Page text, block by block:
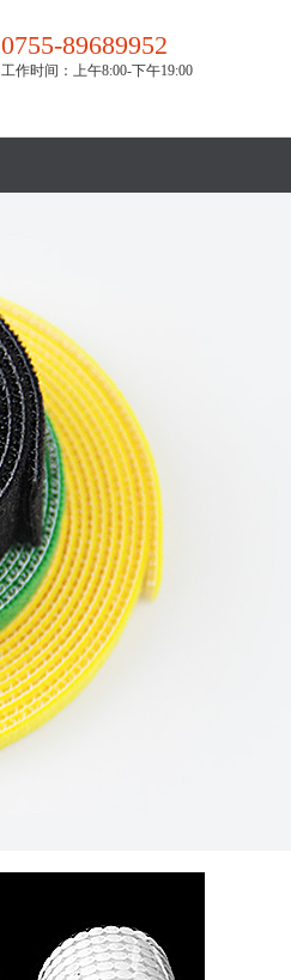
0755-89689952
工作时间：上午8:00-下午19:00